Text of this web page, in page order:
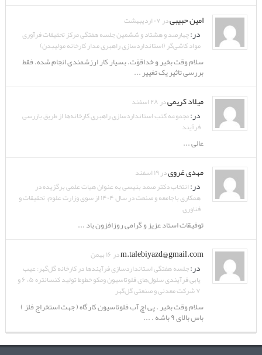
امین حبیبیدر ۰۷ اردیبهشت
در:چهارصد و هشتاد و ششمین جلسه هفتگی مرکز تحقیقات فرآوری
مواد کاشی‌گر (استانداردسازی راهبری مدار کارخانه مولیبدن)
سلام وقت بخیر و خداقوّت. بسیار کار ارزشمندی انجام شده. فقط
بررسی تاثیر یک تغییر ...
میلاد کریمیدر ۲۸ اسفند
در:مجموعه کتب استانداردسازی راهبری کارخانه‌ها از طریق بازرسی
فرآیند
عالی ...
مهدی غرویدر ۱۹ اسفند
در:انتخاب دکتر صمد بنیسی به عنوان هیات علمی برگزیده در
همکاری با جامعه و صنعت در سال ۱۴۰۴ از سوی وزارت علوم، تحقیقات و
فناوری
توفیقات استاد عزیز و گرامی روزافزون باد ...
m.talebiyazd@gmail.comدر ۱۶ بهمن
در:جلسه هفتگی استانداردسازی فرآیندها در کارخانه گل‌گهر: عیب
یابی فرآیندی سلول‌های فلوتاسیون ومکو خطوط تولید کنسانتره ۵، ۶ و
۷ شرکت معدنی و صنعتی گل‌گهر
سلام وقت بخیر . پی اچ آب فلوتاسیون کارگاه ( جهت استخراج فلز )
باس بالای ۹ باشه . ...